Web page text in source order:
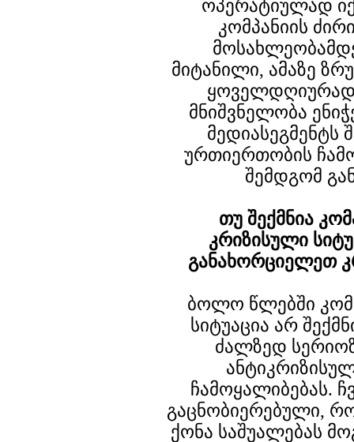
ოპერატიულად
კომპანიის
მიტანილი, ამაზე
ყოველდღიურად
მნიშვნელობა
მედიასეგმენტს
ურთიერთობის
შემდგომ
თუ შექმნია
კრიზისული
განახორციელეთ
ბოლო წლებში
სიტუაცია არ
ძალზედ
ჩამოყალიბებას.
გაცნობიერებული,
ქონა საშუალებას